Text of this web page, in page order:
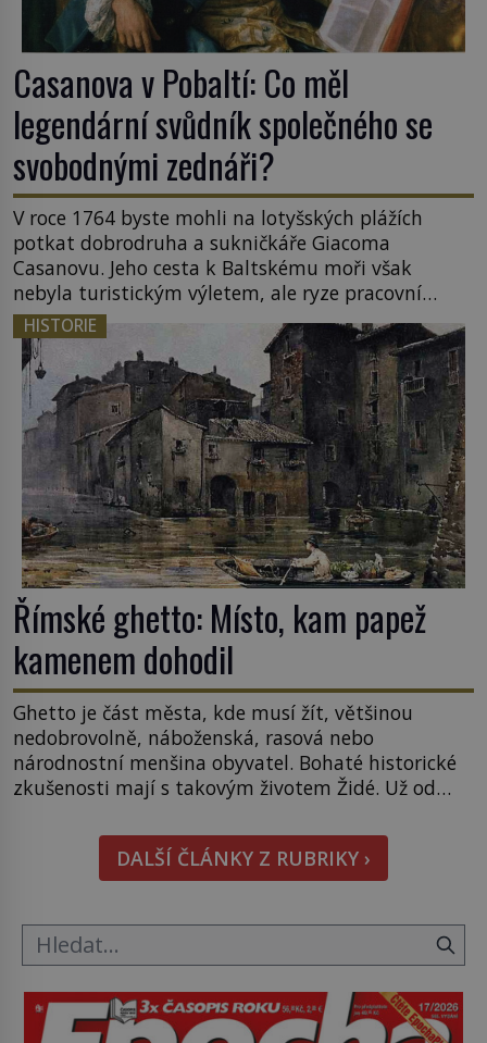
Casanova v Pobaltí: Co měl
legendární svůdník společného se
svobodnými zednáři?
V roce 1764 byste mohli na lotyšských plážích
potkat dobrodruha a sukničkáře Giacoma
Casanovu. Jeho cesta k Baltskému moři však
nebyla turistickým výletem, ale ryze pracovní
cestou se zištnými úmysly. Jaký cíl Casanova
sledoval, když se například procházel uličkami
lotyšské Rigy? Casanova v Pobaltí kontaktoval
tamní zednářské lóže. Nebyl v této oblasti žádným
nováčkem, protože do zednářské […]
HISTORIE
Římské ghetto: Místo, kam papež
kamenem dohodil
Ghetto je část města, kde musí žít, většinou
nedobrovolně, náboženská, rasová nebo
národnostní menšina obyvatel. Bohaté historické
zkušenosti mají s takovým životem Židé. Už od
nějakém žít. Mezi ty nejslavnější patří i římské
ghetto založené v roce 1555. Pokud jde o vztah
k Židům, nemá se Řím čím chlubit. […]
DALŠÍ ČLÁNKY Z RUBRIKY ›